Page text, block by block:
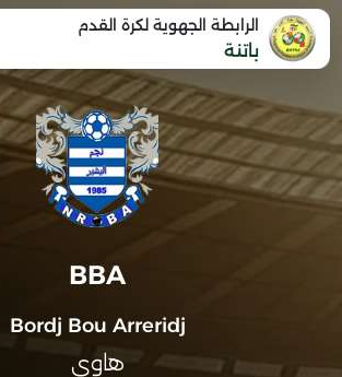
الرابطة الجهوية لكرة القدم
باتنة
BBA
Bordj Bou Arreridj
هاوي